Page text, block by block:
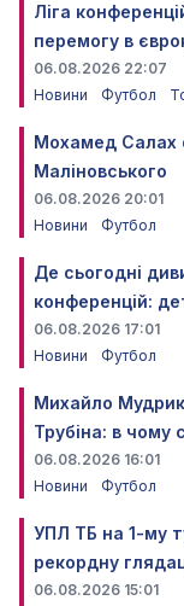
Ліга
перемогу в
06.08.2026 22:07
Новини
Футбол
Мохамед Салах
Маліновського
06.08.2026 20:01
Новини
Футбол
Де сьогодні
конференцій:
06.08.2026 17:01
Новини
Футбол
Михайло Мудрик
Трубіна: в чому
06.08.2026 16:01
Новини
Футбол
УПЛ ТБ на 1-му
рекордну
06.08.2026 15:01